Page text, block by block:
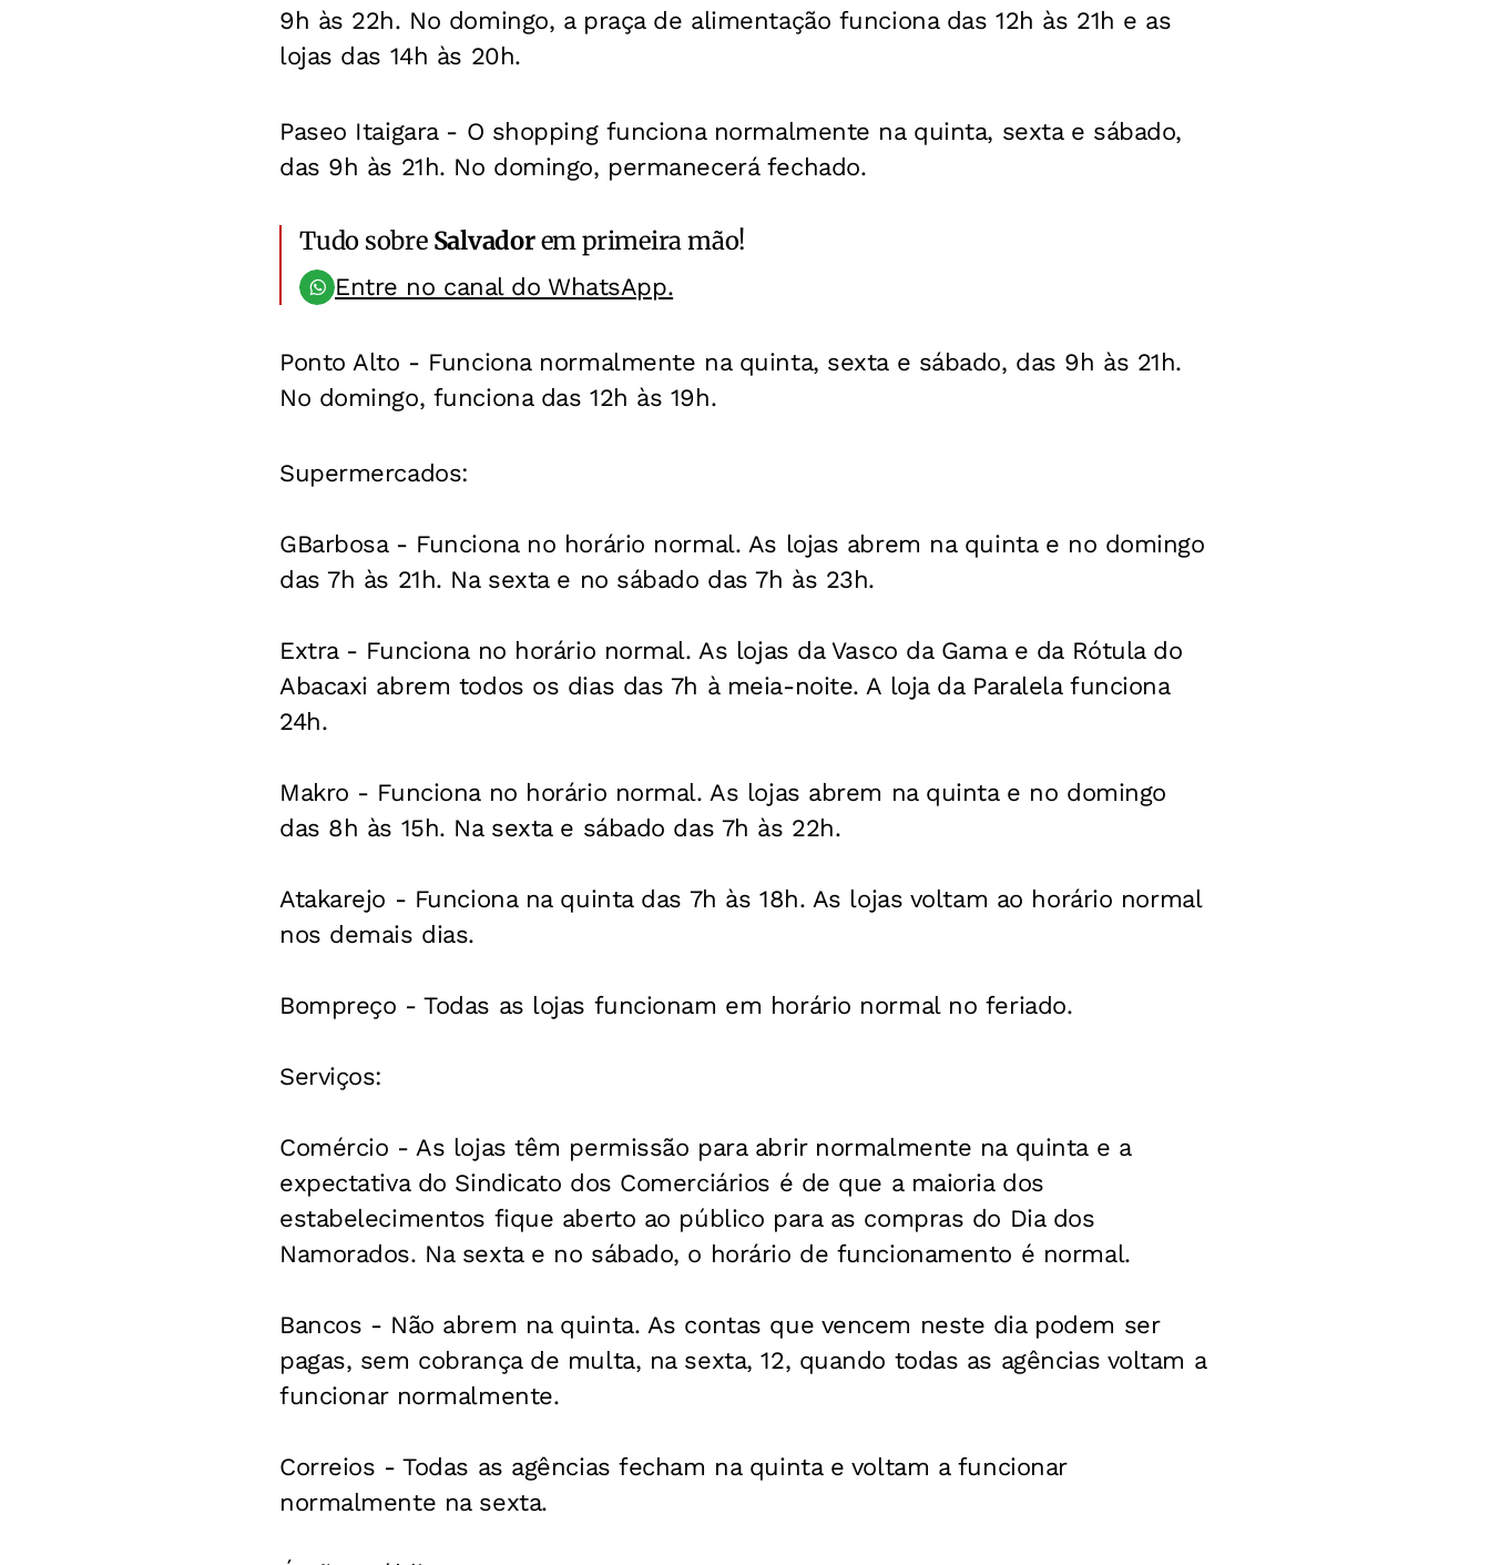
9h às 22h. No domingo, a praça de alimentação funciona das 12h às 21h e as
lojas das 14h às 20h.
Paseo Itaigara - O shopping funciona normalmente na quinta, sexta e sábado,
das 9h às 21h. No domingo, permanecerá fechado.
Tudo sobre Salvadorem primeira mão!
Entre no canal do WhatsApp.
Ponto Alto - Funciona normalmente na quinta, sexta e sábado, das 9h às 21h.
No domingo, funciona das 12h às 19h.
Supermercados:
GBarbosa - Funciona no horário normal. As lojas abrem na quinta e no domingo
das 7h às 21h. Na sexta e no sábado das 7h às 23h.
Extra - Funciona no horário normal. As lojas da Vasco da Gama e da Rótula do
Abacaxi abrem todos os dias das 7h à meia-noite. A loja da Paralela funciona
24h.
Makro - Funciona no horário normal. As lojas abrem na quinta e no domingo
das 8h às 15h. Na sexta e sábado das 7h às 22h.
Atakarejo - Funciona na quinta das 7h às 18h. As lojas voltam ao horário normal
nos demais dias.
Bompreço - Todas as lojas funcionam em horário normal no feriado.
Serviços:
Comércio - As lojas têm permissão para abrir normalmente na quinta e a
expectativa do Sindicato dos Comerciários é de que a maioria dos
estabelecimentos fique aberto ao público para as compras do Dia dos
Namorados. Na sexta e no sábado, o horário de funcionamento é normal.
Bancos - Não abrem na quinta. As contas que vencem neste dia podem ser
pagas, sem cobrança de multa, na sexta, 12, quando todas as agências voltam a
funcionar normalmente.
Correios - Todas as agências fecham na quinta e voltam a funcionar
normalmente na sexta.